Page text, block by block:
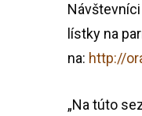
lístky na
na: http://
„Na túto